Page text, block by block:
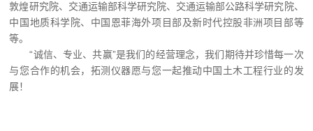
敦煌研究院、交通运输部科学研究院、交通运输部公路科学研究院、
中国地质科学院、中国恩菲海外项目部及新时代控股非洲项目部等
等。
“诚信、专业、共赢”是我们的经营理念，我们期待并珍惜每一次
与您合作的机会，拓测仪器愿与您一起推动中国土木工程行业的发
展！